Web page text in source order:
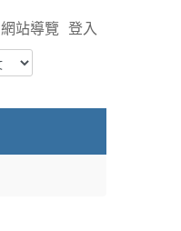
網站導覽 登入